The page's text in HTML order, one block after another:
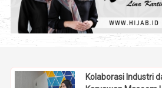
Kolaborasi Industri